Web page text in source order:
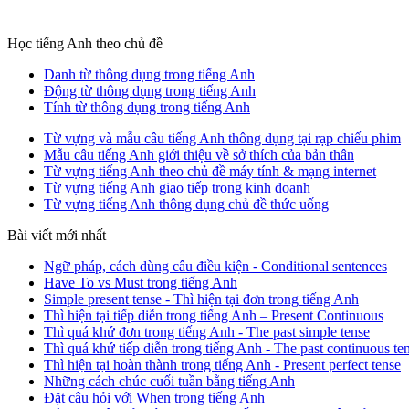
Học tiếng Anh theo chủ đề
Danh từ thông dụng trong tiếng Anh
Động từ thông dụng trong tiếng Anh
Tính từ thông dụng trong tiếng Anh
Từ vựng và mẫu câu tiếng Anh thông dụng tại rạp chiếu phim
Mẫu câu tiếng Anh giới thiệu về sở thích của bản thân
Từ vựng tiếng Anh theo chủ đề máy tính & mạng internet
Từ vựng tiếng Anh giao tiếp trong kinh doanh
Từ vựng tiếng Anh thông dụng chủ đề thức uống
Bài viết mới nhất
Ngữ pháp, cách dùng câu điều kiện - Conditional sentences
Have To vs Must trong tiếng Anh
Simple present tense - Thì hiện tại đơn trong tiếng Anh
Thì hiện tại tiếp diễn trong tiếng Anh – Present Continuous
Thì quá khứ đơn trong tiếng Anh - The past simple tense
Thì quá khứ tiếp diễn trong tiếng Anh - The past continuous
Thì hiện tại hoàn thành trong tiếng Anh - Present perfect tense
Những cách chúc cuối tuần bằng tiếng Anh
Đặt câu hỏi với When trong tiếng Anh